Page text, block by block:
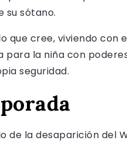
su sótano.
que cree, viviendo con
para la niña con
seguridad.
la desaparición del